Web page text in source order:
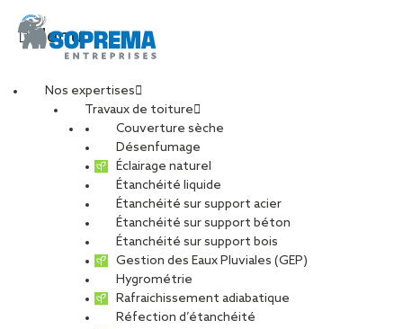
Menu
Nos expertises
Travaux de toiture
Couverture sèche
Désenfumage
Éclairage naturel
Étanchéité liquide
Étanchéité sur support acier
Étanchéité sur support béton
Étanchéité sur support bois
Gestion des Eaux Pluviales (GEP)
Hygrométrie
Rafraichissement adiabatique
Réfection d’étanchéité
PARTAGER
02 décembre 2019